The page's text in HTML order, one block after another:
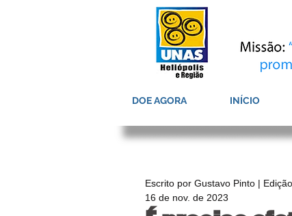
DOE AGORA INÍCIO
Escrito por Gustavo Pinto |
16 de nov. de 2023